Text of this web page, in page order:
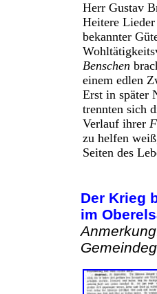
Herr Gustav
Heitere
bekannter
Benschen
einem edlen
Erst in später
trennten sich
Verlauf ihrer
zu helfen
Seiten des
Der Krieg
im